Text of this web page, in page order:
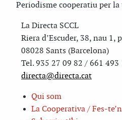
Periodisme cooperatiu per
La Directa SCCL
Riera d’Escuder, 38, nau 1,
08028 Sants (Barcelona)
Tel. 935 27 09 82 / 661 493
directa@directa.cat
Qui som
La Cooperativa / Fes-